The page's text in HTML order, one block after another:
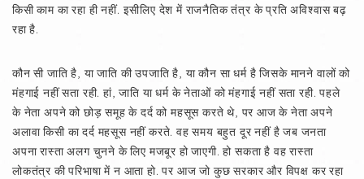
किसी काम का रहा ही नहीं. इसीलिए देश में राजनैतिक तंत्र के प्रति अविश्वास बढ़
रहा है.
कौन सी जाति है, या जाति की उपजाति है, या कौन सा धर्म है जिसके मानने वालों को
मंहगाई नहीं सता रही. हां, जाति या धर्म के नेताओं को मंहगाई नहीं सता रही. पहले
के नेता अपने को छोड़ समूह के दर्द को महसूस करते थे, पर आज के नेता अपने
अलावा किसी का दर्द महसूस नहीं करते. वह समय बहुत दूर नहीं है जब जनता
अपना रास्ता अलग चुनने के लिए मजबूर हो जाएगी. हो सकता है वह रास्ता
लोकतंत्र की परिभाषा में न आता हो. पर आज जो कुछ सरकार और विपक्ष कर रहा